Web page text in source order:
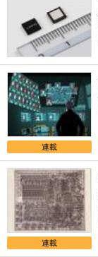
連載
連載